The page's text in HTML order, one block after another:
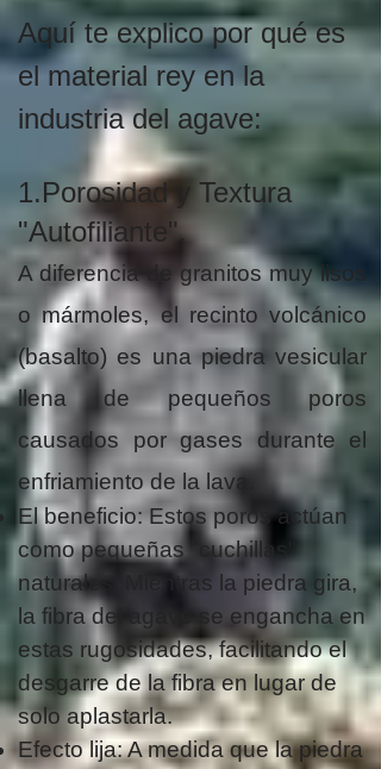
Aquí te explico por qué es
el material rey en la
industria del agave:
1.Porosidad y Textura
"Autofiliante".
A diferencia de granitos muy lisos
o mármoles, el recinto volcánico
(basalto) es una piedra vesicular
llena de pequeños poros
causados por gases durante el
enfriamiento de la lava.
El beneficio: Estos poros actúan
como pequeñas "cuchillas"
naturales. Mientras la piedra gira,
la fibra del agave se engancha en
estas rugosidades, facilitando el
desgarre de la fibra en lugar de
solo aplastarla.
Efecto lija: A medida que la piedra